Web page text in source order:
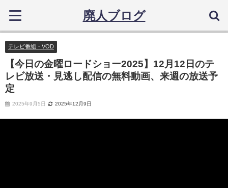
廃人ブログ
テレビ番組・VOD
【今日の金曜ロードショー2025】12月12日のテ
レビ放送・見逃し配信の無料動画、来週の放送予
定
2025年9月5日 2025年12月9日